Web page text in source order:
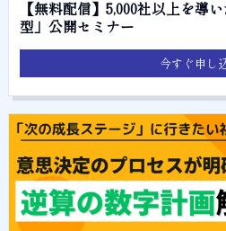
【無料配信】5,000社以上を導
型」公開セミナー
今すぐ申し